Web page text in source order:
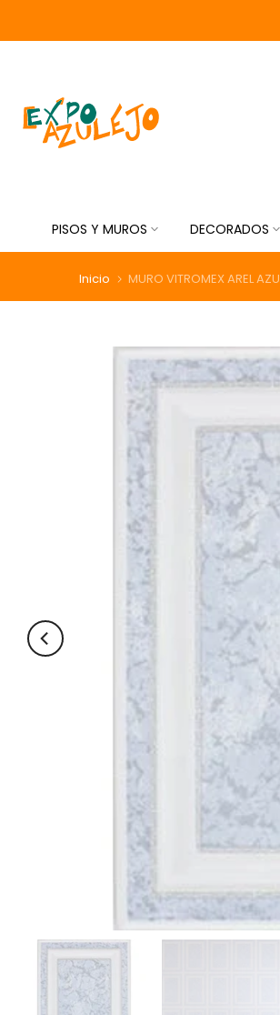
al
PISOS Y MUROS DECORADOS
Inicio MURO VITROMEX AREL